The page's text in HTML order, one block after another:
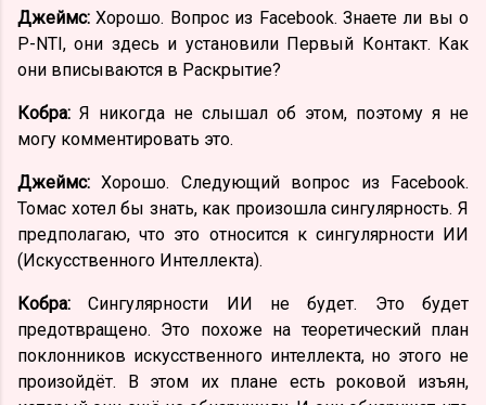
Джеймс: Хорошо. Вопрос из Facebook. Знаете ли вы о
P-NTI, они здесь и установили Первый Контакт. Как
они вписываются в Раскрытие?
Кобра: Я никогда не слышал об этом, поэтому я не
могу комментировать это.
Джеймс: Хорошо. Следующий вопрос из Facebook.
Томас хотел бы знать, как произошла сингулярность. Я
предполагаю, что это относится к сингулярности ИИ
(Искусственного Интеллекта).
Кобра: Сингулярности ИИ не будет. Это будет
предотвращено. Это похоже на теоретический план
поклонников искусственного интеллекта, но этого не
произойдёт. В этом их плане есть роковой изъян,